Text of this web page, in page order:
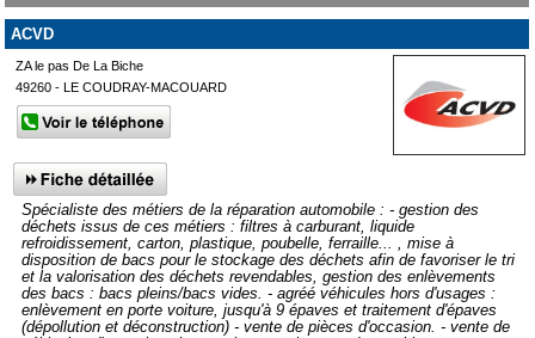
ACVD
ZA le pas De La Biche
49260 - LE COUDRAY-MACOUARD
Spécialiste des métiers de la réparation automobile : - gestion des
déchets issus de ces métiers : filtres à carburant, liquide
refroidissement, carton, plastique, poubelle, ferraille... , mise à
disposition de bacs pour le stockage des déchets afin de favoriser le tri
et la valorisation des déchets revendables, gestion des enlèvements
des bacs : bacs pleins/bacs vides. - agréé véhicules hors d'usages :
enlèvement en porte voiture, jusqu'à 9 épaves et traitement d'épaves
(dépollution et déconstruction) - vente de pièces d'occasion. - vente de